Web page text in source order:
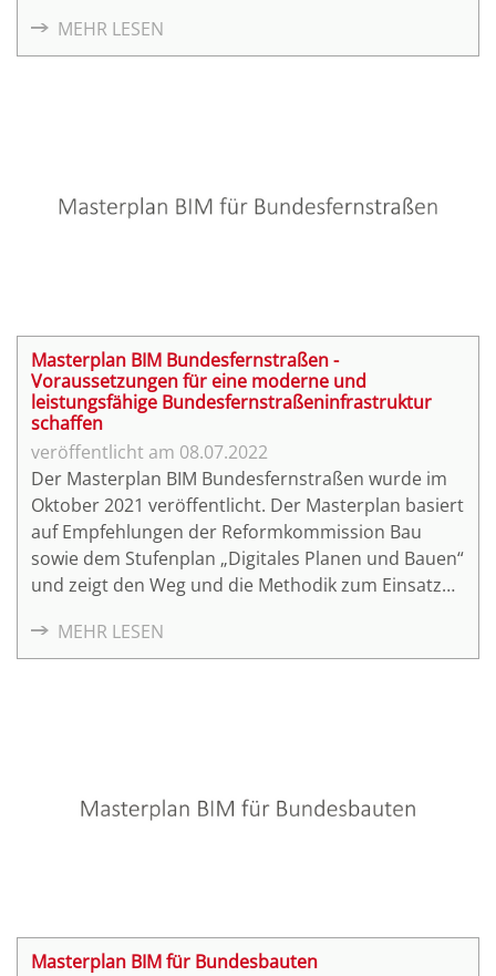
Kooperationspartner haben zu BIM in den
vergangenen Jahren Handreichungen, Leitfäden,
aufbereitet worden.
MEHR LESEN
Masterplan BIM Bundesfernstraßen -
Voraussetzungen für eine moderne und
leistungsfähige Bundesfernstraßeninfrastruktur
schaffen
08.07.2022
Der Masterplan BIM Bundesfernstraßen wurde im
Oktober 2021 veröffentlicht. Der Masterplan basiert
auf Empfehlungen der Reformkommission Bau
sowie dem Stufenplan „Digitales Planen und Bauen“
und zeigt den Weg und die Methodik zum Einsatz
MEHR LESEN
Masterplan BIM für Bundesbauten